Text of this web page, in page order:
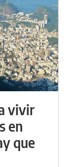
vivir
en
que